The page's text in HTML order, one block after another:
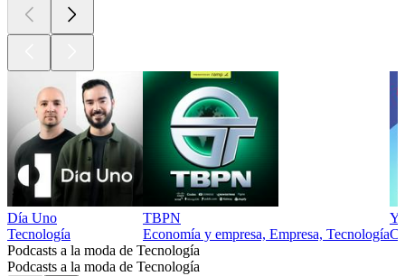
Día Uno
Tecnología
TBPN
Economía y empresa, Empresa, Tecnología
Podcasts a la moda de Tecnología
Podcasts a la moda de Tecnología